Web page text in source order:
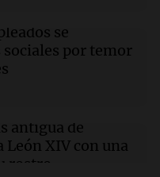
en el Parque
de
más joven de
de plagio y dudas
se
sociales por temor
antigua de
León XIV con una
rostro